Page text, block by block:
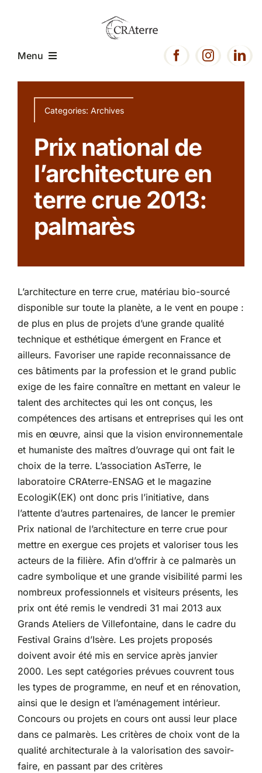
Menu
Accueil
Présentation
Expertise
Partenariats
Categories: Archives
Prix national de
l’architecture en
terre crue 2013:
palmarès
L’architecture en terre crue, matériau bio-sourcé
disponible sur toute la planète, a le vent en poupe :
de plus en plus de projets d’une grande qualité
technique et esthétique émergent en France et
ailleurs. Favoriser une rapide reconnaissance de
ces bâtiments par la profession et le grand public
exige de les faire connaître en mettant en valeur le
talent des architectes qui les ont conçus, les
compétences des artisans et entreprises qui les ont
mis en œuvre, ainsi que la vision environnementale
et humaniste des maîtres d’ouvrage qui ont fait le
choix de la terre. L’association AsTerre, le
laboratoire CRAterre-ENSAG et le magazine
EcologiK(EK) ont donc pris l’initiative, dans
l’attente d’autres partenaires, de lancer le premier
Prix national de l’architecture en terre crue pour
mettre en exergue ces projets et valoriser tous les
acteurs de la filière. Afin d’offrir à ce palmarès un
cadre symbolique et une grande visibilité parmi les
nombreux professionnels et visiteurs présents, les
prix ont été remis le vendredi 31 mai 2013 aux
Grands Ateliers de Villefontaine, dans le cadre du
Festival Grains d’Isère. Les projets proposés
doivent avoir été mis en service après janvier
2000. Les sept catégories prévues couvrent tous
les types de programme, en neuf et en rénovation,
ainsi que le design et l’aménagement intérieur.
Concours ou projets en cours ont aussi leur place
dans ce palmarès. Les critères de choix vont de la
qualité architecturale à la valorisation des savoir-
faire, en passant par des critères